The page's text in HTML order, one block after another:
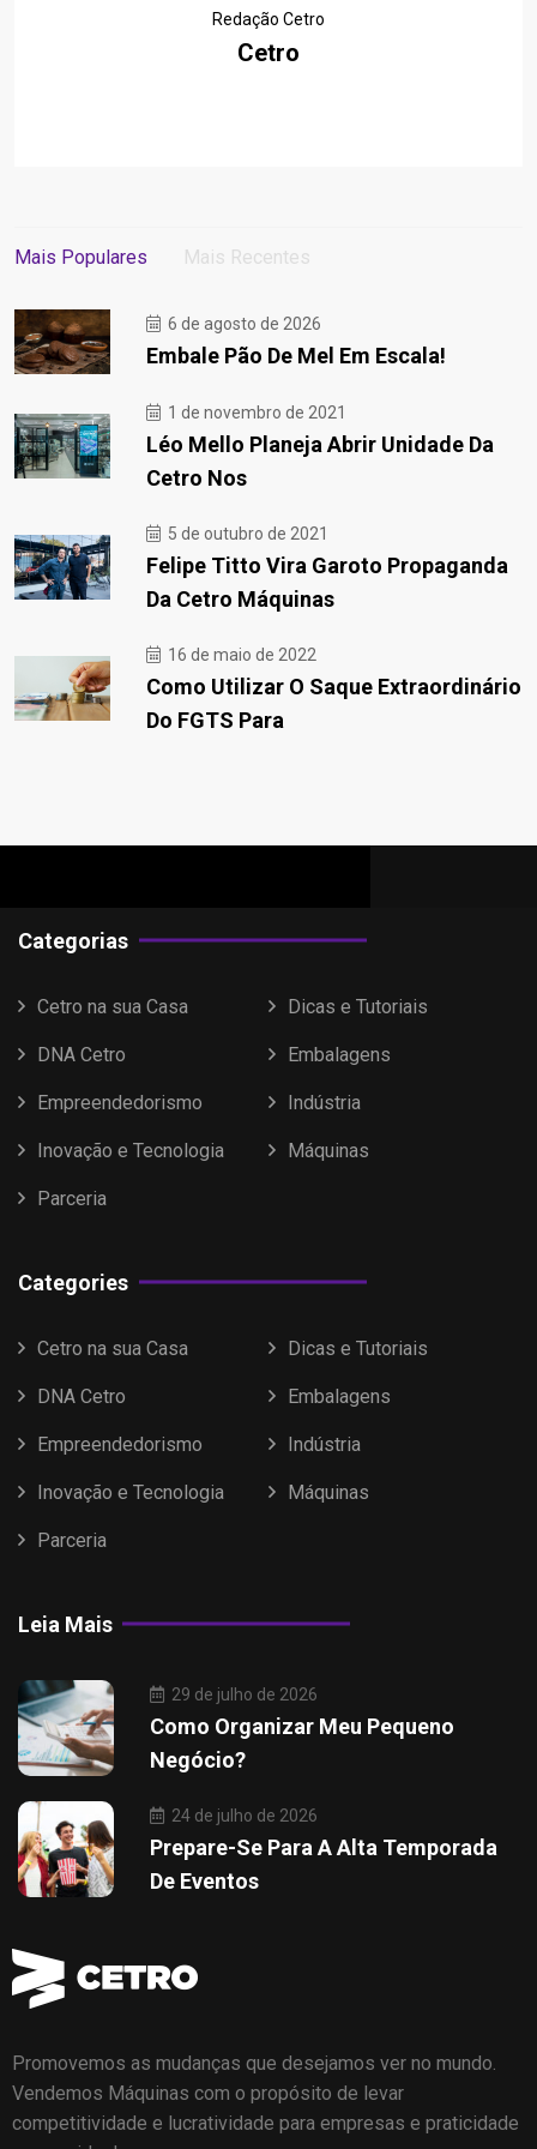
Redação Cetro
Cetro
Mais Populares Mais Recentes
6 de agosto de 2026
Embale Pão De Mel Em Escala!
1 de novembro de 2021
Léo Mello Planeja Abrir Unidade Da
Cetro Nos
5 de outubro de 2021
Felipe Titto Vira Garoto Propaganda
Da Cetro Máquinas
16 de maio de 2022
Como Utilizar O Saque Extraordinário
Do FGTS Para
Categorias
Cetro na sua Casa Dicas e Tutoriais
DNA Cetro Embalagens
Empreendedorismo Indústria
Inovação e Tecnologia Máquinas
Parceria
Categories
Cetro na sua Casa Dicas e Tutoriais
DNA Cetro Embalagens
Empreendedorismo Indústria
Inovação e Tecnologia Máquinas
Parceria
Leia Mais
29 de julho de 2026
Como Organizar Meu Pequeno
Negócio?
24 de julho de 2026
Prepare-Se Para A Alta Temporada
De Eventos
Promovemos as mudanças que desejamos ver no mundo.
Vendemos Máquinas com o propósito de levar
competitividade e lucratividade para empresas e praticidade